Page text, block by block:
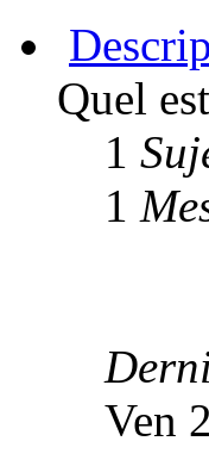
Quel
1
1
Ven